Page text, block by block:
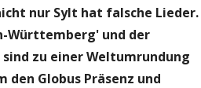
nur Sylt hat falsche Lieder.
Württemberg' und der
zu einer Weltumrundung
Globus Präsenz und